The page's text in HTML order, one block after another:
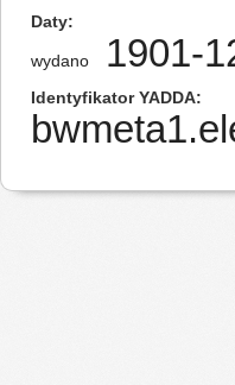
Daty
wydano 1901-
Identyfikator YADDA